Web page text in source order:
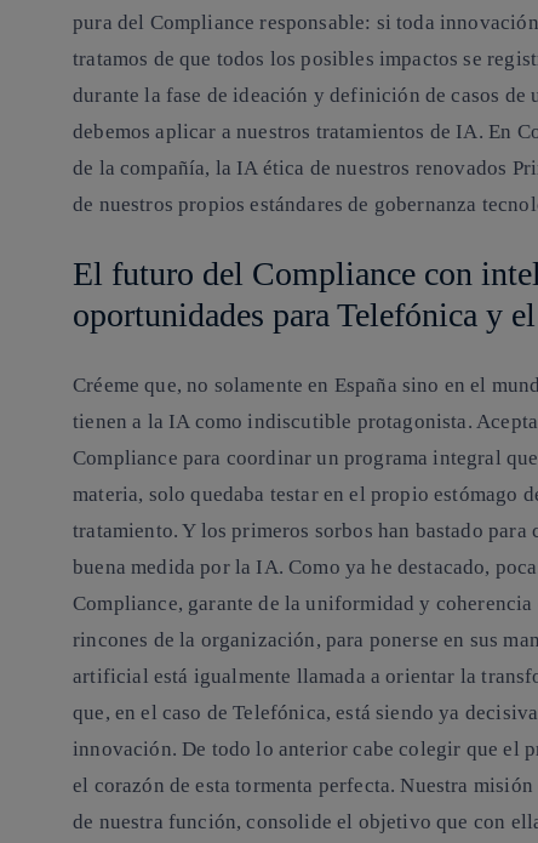
pura del Compliance responsable: si toda
tratamos de que todos los posibles impactos se
durante la fase de ideación y definición de casos de
debemos aplicar a nuestros tratamientos de IA. En
de la compañía, la IA ética de nuestros renovados
de nuestros propios estándares de gobernanza
El futuro del Compliance con
oportunidades para Telefónica y
Créeme que, no solamente en España sino en el
tienen a la IA como indiscutible protagonista.
Compliance para coordinar un programa integral
materia, solo quedaba testar en el propio estómago
tratamiento. Y los primeros sorbos han bastado
buena medida por la IA. Como ya he destacado,
Compliance, garante de la uniformidad y
rincones de la organización, para ponerse en sus
artificial está igualmente llamada a orientar la
que, en el caso de Telefónica, está siendo ya
innovación. De todo lo anterior cabe colegir que el
el corazón de esta tormenta perfecta. Nuestra
de nuestra función, consolide el objetivo que con